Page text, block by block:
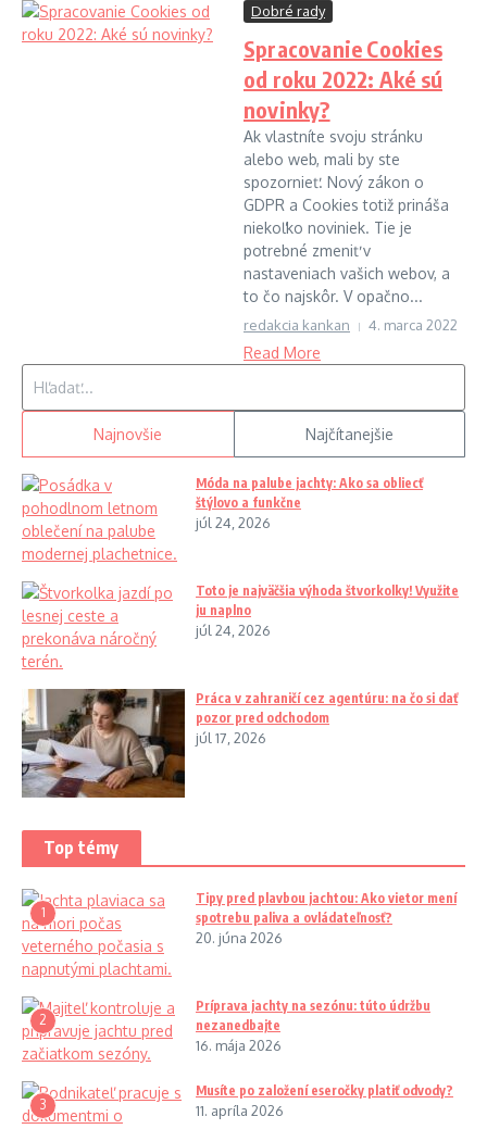
Dobré rady
Spracovanie Cookies
od roku 2022: Aké sú
novinky?
Ak vlastníte svoju stránku
alebo web, mali by ste
spozornieť. Nový zákon o
GDPR a Cookies totiž prináša
niekoľko noviniek. Tie je
potrebné zmeniť v
nastaveniach vašich webov, a
to čo najskôr. V opačno...
redakcia kankan 4. marca 2022
Read More
Najnovšie Najčítanejšie
Móda na palube jachty: Ako sa obliecť
štýlovo a funkčne
júl 24, 2026
Toto je najväčšia výhoda štvorkolky! Využite
ju naplno
júl 24, 2026
Práca v zahraničí cez agentúru: na čo si dať
pozor pred odchodom
júl 17, 2026
Top témy
1
Tipy pred plavbou jachtou: Ako vietor mení
spotrebu paliva a ovládateľnosť?
20. júna 2026
2
Príprava jachty na sezónu: túto údržbu
nezanedbajte
16. mája 2026
3
Musíte po založení eseročky platiť odvody?
11. apríla 2026